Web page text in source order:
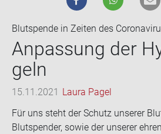
Blutspende in Zeiten des
An­pas­sung der
geln
15.11.2021 Laura Pagel
Für uns steht der Schutz un­se­rer
Blut­spen­der, sowie der un­se­rer